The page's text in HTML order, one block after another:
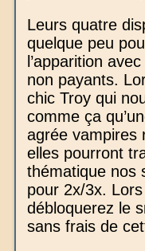
Leurs quatre
quelque peu
l’apparition
non payants.
chic Troy qui
comme ça
agrée vampires
elles pourront
thématique nos
pour 2x/3x.
débloquerez le
sans frais de